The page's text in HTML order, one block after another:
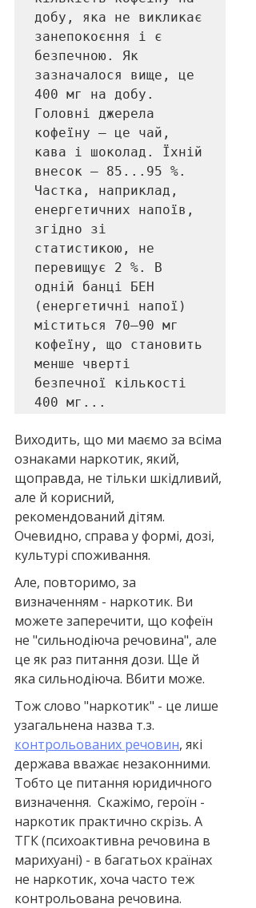
добу, яка не викликає
занепокоєння і є
безпечною. Як
зазначалося вище, це
400 мг на добу.
Головні джерела
кофеїну — це чай,
кава і шоколад. Їхній
внесок — 85...95 %.
Частка, наприклад,
енергетичних напоїв,
згідно зі
статистикою, не
перевищує 2 %. В
одній банці БЕН
(енергетичні напої)
міститься 70—90 мг
кофеїну, що становить
менше чверті
безпечної кількості
400 мг...
Виходить, що ми маємо за всіма
ознаками наркотик, який,
щоправда, не тільки шкідливий,
але й корисний,
рекомендований дітям.
Очевидно, справа у формі, дозі,
культурі споживання.
Але, повторимо, за
визначенням - наркотик. Ви
можете заперечити, що кофеїн
не "сильнодіюча речовина", але
це як раз питання дози. Ще й
яка сильнодіюча. Вбити може.
Тож слово "наркотик" - це лише
узагальнена назва т.з.
контрольованих речовин, які
держава вважає незаконними.
Тобто це питання юридичного
визначення.  Скажімо, героїн -
наркотик практично скрізь. А
ТГК (психоактивна речовина в
марихуані) - в багатьох країнах
не наркотик, хоча часто теж
контрольована речовина.